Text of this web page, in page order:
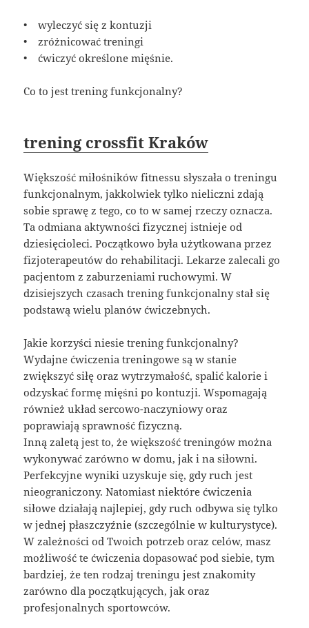
• wyleczyć się z kontuzji
• zróżnicować treningi
• ćwiczyć określone mięśnie.
Co to jest trening funkcjonalny?
trening crossfit Kraków
Większość miłośników fitnessu słyszała o treningu
funkcjonalnym, jakkolwiek tylko nieliczni zdają
sobie sprawę z tego, co to w samej rzeczy oznacza.
Ta odmiana aktywności fizycznej istnieje od
dziesięcioleci. Początkowo była użytkowana przez
fizjoterapeutów do rehabilitacji. Lekarze zalecali go
pacjentom z zaburzeniami ruchowymi. W
dzisiejszych czasach trening funkcjonalny stał się
podstawą wielu planów ćwiczebnych.
Jakie korzyści niesie trening funkcjonalny?
Wydajne ćwiczenia treningowe są w stanie
zwiększyć siłę oraz wytrzymałość, spalić kalorie i
odzyskać formę mięśni po kontuzji. Wspomagają
również układ sercowo-naczyniowy oraz
poprawiają sprawność fizyczną.
Inną zaletą jest to, że większość treningów można
wykonywać zarówno w domu, jak i na siłowni.
Perfekcyjne wyniki uzyskuje się, gdy ruch jest
nieograniczony. Natomiast niektóre ćwiczenia
siłowe działają najlepiej, gdy ruch odbywa się tylko
w jednej płaszczyźnie (szczególnie w kulturystyce).
W zależności od Twoich potrzeb oraz celów, masz
możliwość te ćwiczenia dopasować pod siebie, tym
bardziej, że ten rodzaj treningu jest znakomity
zarówno dla początkujących, jak oraz
profesjonalnych sportowców.